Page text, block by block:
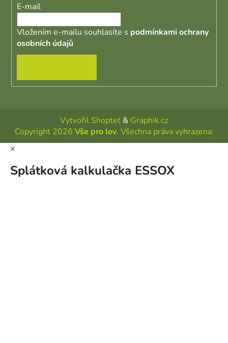
E-mail
Vložením e-mailu souhlasíte s podmínkami ochrany
osobních údajů
Vytvořil Shoptet & Graphik.cz
Copyright 2026 Vše pro lov. Všechna práva vyhrazena.
×
Splátková kalkulačka ESSOX